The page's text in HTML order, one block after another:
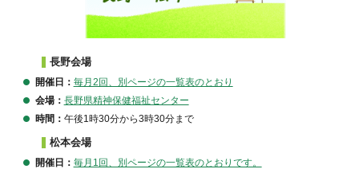
長野会場
開催日： 毎月2回、別ページの一覧表のとおり
会場： 長野県精神保健福祉センター
時間： 午後1時30分から3時30分まで
松本会場
開催日： 毎月1回、別ページの一覧表のとおりです。